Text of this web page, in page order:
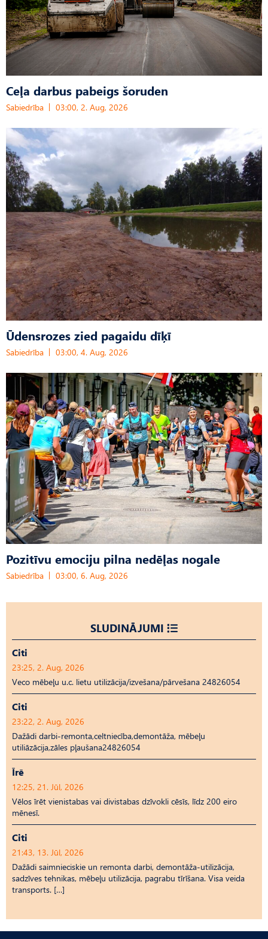
Ceļa darbus pabeigs šoruden
Sabiedrība 03:00, 2. Aug, 2026
Ūdensrozes zied pagaidu dīķī
Sabiedrība 03:00, 4. Aug, 2026
Pozitīvu emociju pilna nedēļas nogale
Sabiedrība 03:00, 6. Aug, 2026
SLUDINĀJUMI
Citi
23:25, 2. Aug, 2026
Veco mēbeļu u.c. lietu utilizācija/izvešana/pārvešana 24826054
Citi
23:22, 2. Aug, 2026
Dažādi darbi-remonta,celtniecība,demontāža, mēbeļu
utiliāzācija,zāles pļaušana24826054
Īrē
12:25, 21. Jūl, 2026
Vēlos īrēt vienistabas vai divistabas dzīvokli cēsīs, līdz 200 eiro
mēnesī.
Citi
21:43, 13. Jūl, 2026
Dažādi saimnieciskie un remonta darbi, demontāža-utilizācija,
sadzīves tehnikas, mēbeļu utilizācija, pagrabu tīrīšana. Visa veida
transports. […]